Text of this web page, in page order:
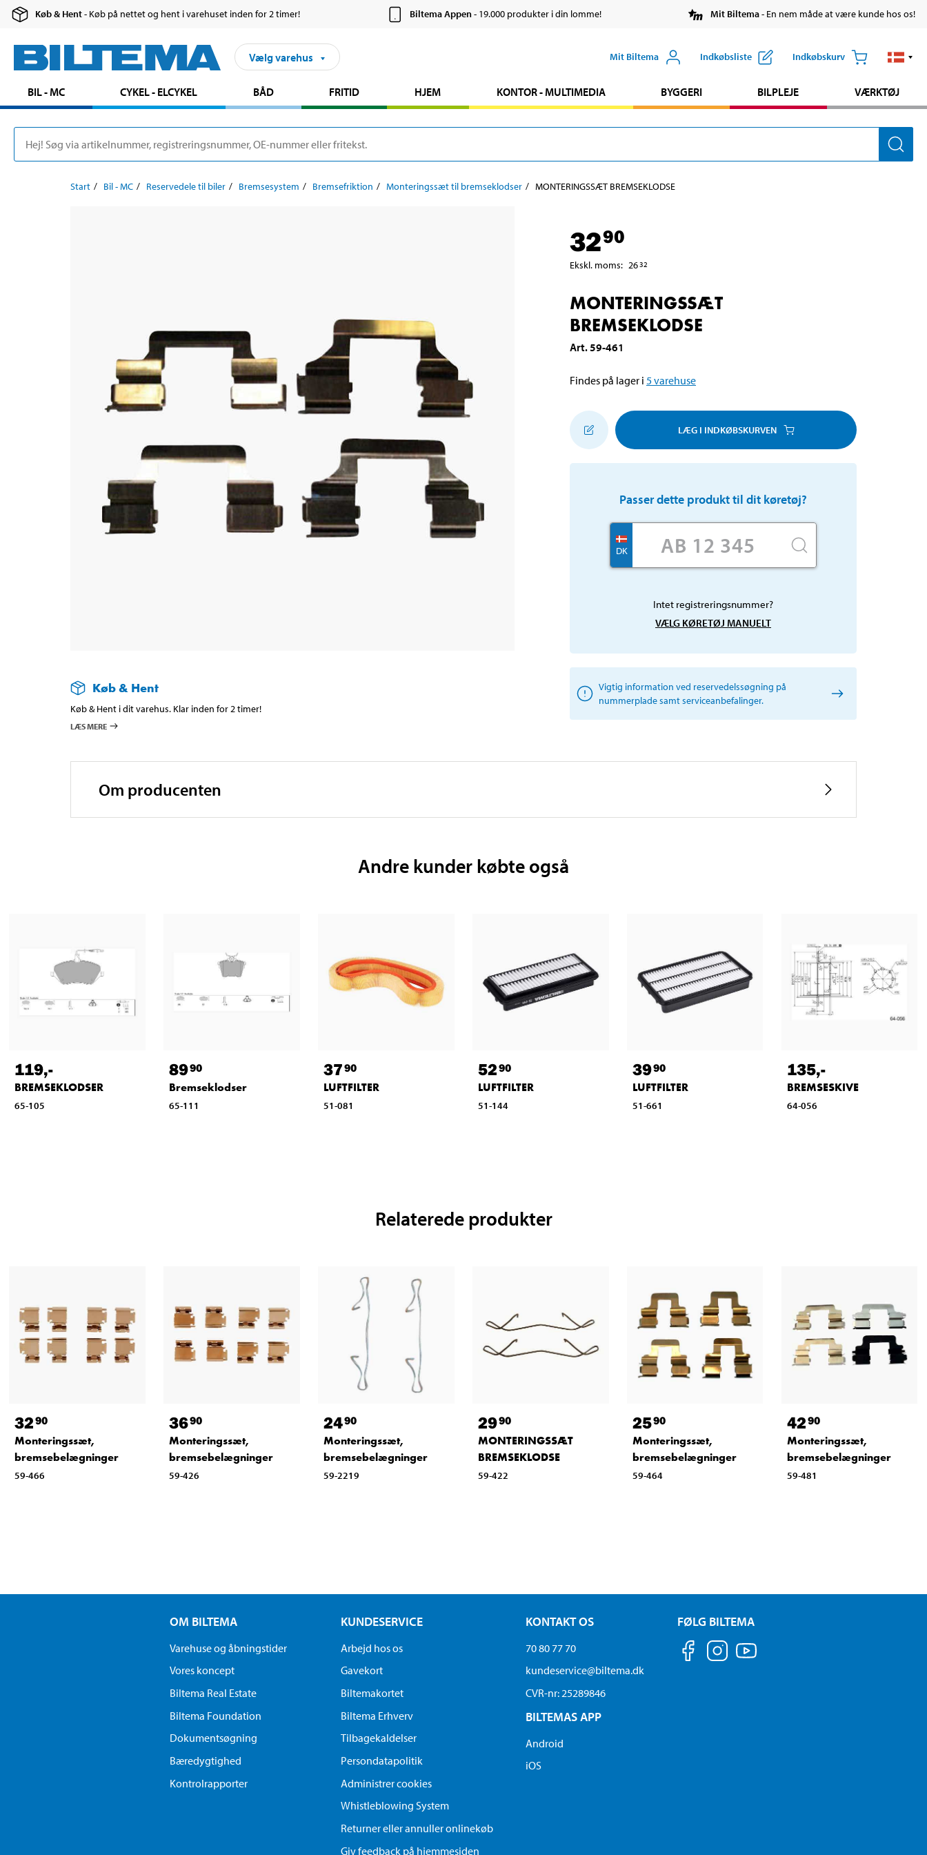
Køb & Hent- Køb på nettet og hent i varehuset inden for 2 timer! Biltema Appen- 19.000 produkter i din lomme! Mit Biltema- En nem måde at være kunde hos os!
Vælg varehus Mit Biltema Indkøbsliste Indkøbskurv
BIL - MC CYKEL - ELCYKEL BÅD FRITID HJEM KONTOR - MULTIMEDIA BYGGERI BILPLEJE VÆRKTØJ
Start Bil - MC Reservedele til biler Bremsesystem Bremsefriktion Monteringssæt til bremseklodser MONTERINGSSÆT BREMSEKLODSE
Køb & Hent
Køb & Hent i dit varehus. Klar inden for 2 timer!
LÆS MERE
3290
Ekskl. moms: 2632
MONTERINGSSÆT
BREMSEKLODSE
Art.59-461
Findes på lager i 5varehuse
LÆG I INDKØBSKURVEN
Passer dette produkt til dit køretøj?
DK
Intet registreringsnummer?
VÆLG KØRETØJ MANUELT
Vigtig information ved reservedelssøgning på
nummerplade samt serviceanbefalinger.
Om producenten
Andre kunder købte også
119,-
BREMSEKLODSER
65-105
8990
Bremseklodser
65-111
3790
LUFTFILTER
51-081
5290
LUFTFILTER
51-144
3990
LUFTFILTER
51-661
135,-
BREMSESKIVE
64-056
Relaterede produkter
3290
Monteringssæt,
bremsebelægninger
59-466
3690
Monteringssæt,
bremsebelægninger
59-426
2490
Monteringssæt,
bremsebelægninger
59-2219
2990
MONTERINGSSÆT
BREMSEKLODSE
59-422
2590
Monteringssæt,
bremsebelægninger
59-464
4290
Monteringssæt,
bremsebelægninger
59-481
OM BILTEMA
Varehuse og åbningstider
Vores koncept
Biltema Real Estate
Biltema Foundation
Dokumentsøgning
Bæredygtighed
Kontrolrapporter
KUNDESERVICE
Arbejd hos os
Gavekort
Biltemakortet
Biltema Erhverv
Tilbagekaldelser
Persondatapolitik
Administrer cookies
Whistleblowing System
Returner eller annuller onlinekøb
Giv feedback på hjemmesiden
KONTAKT OS
70 80 77 70
kundeservice@biltema.dk
CVR-nr: 25289846
BILTEMAS APP
Android
iOS
FØLG BILTEMA